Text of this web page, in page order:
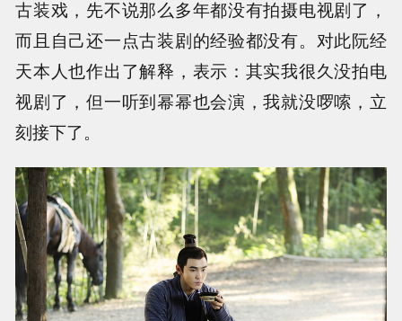
古装戏，先不说那么多年都没有拍摄电视剧了，
而且自己还一点古装剧的经验都没有。对此阮经
天本人也作出了解释，表示：其实我很久没拍电
视剧了，但一听到幂幂也会演，我就没啰嗦，立
刻接下了。